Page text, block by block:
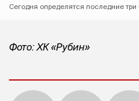
Сегодня определятся последние три
Фото: ХК «Рубин»